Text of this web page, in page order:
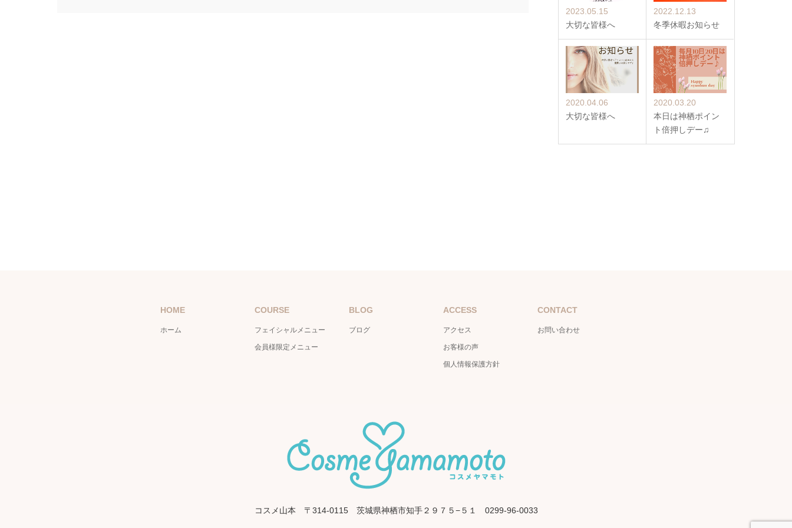
2023.05.15
大切な皆様へ
2022.12.13
冬季休暇お知らせ
2020.04.06
大切な皆様へ
2020.03.20
本日は神栖ポイン
ト倍押しデー♫
HOME
ホーム
COURSE
フェイシャルメニュー
会員様限定メニュー
BLOG
ブログ
ACCESS
アクセス
お客様の声
個人情報保護方針
CONTACT
お問い合わせ
コスメ山本 〒314-0115 茨城県神栖市知手２９７５−５１ 0299-96-0033